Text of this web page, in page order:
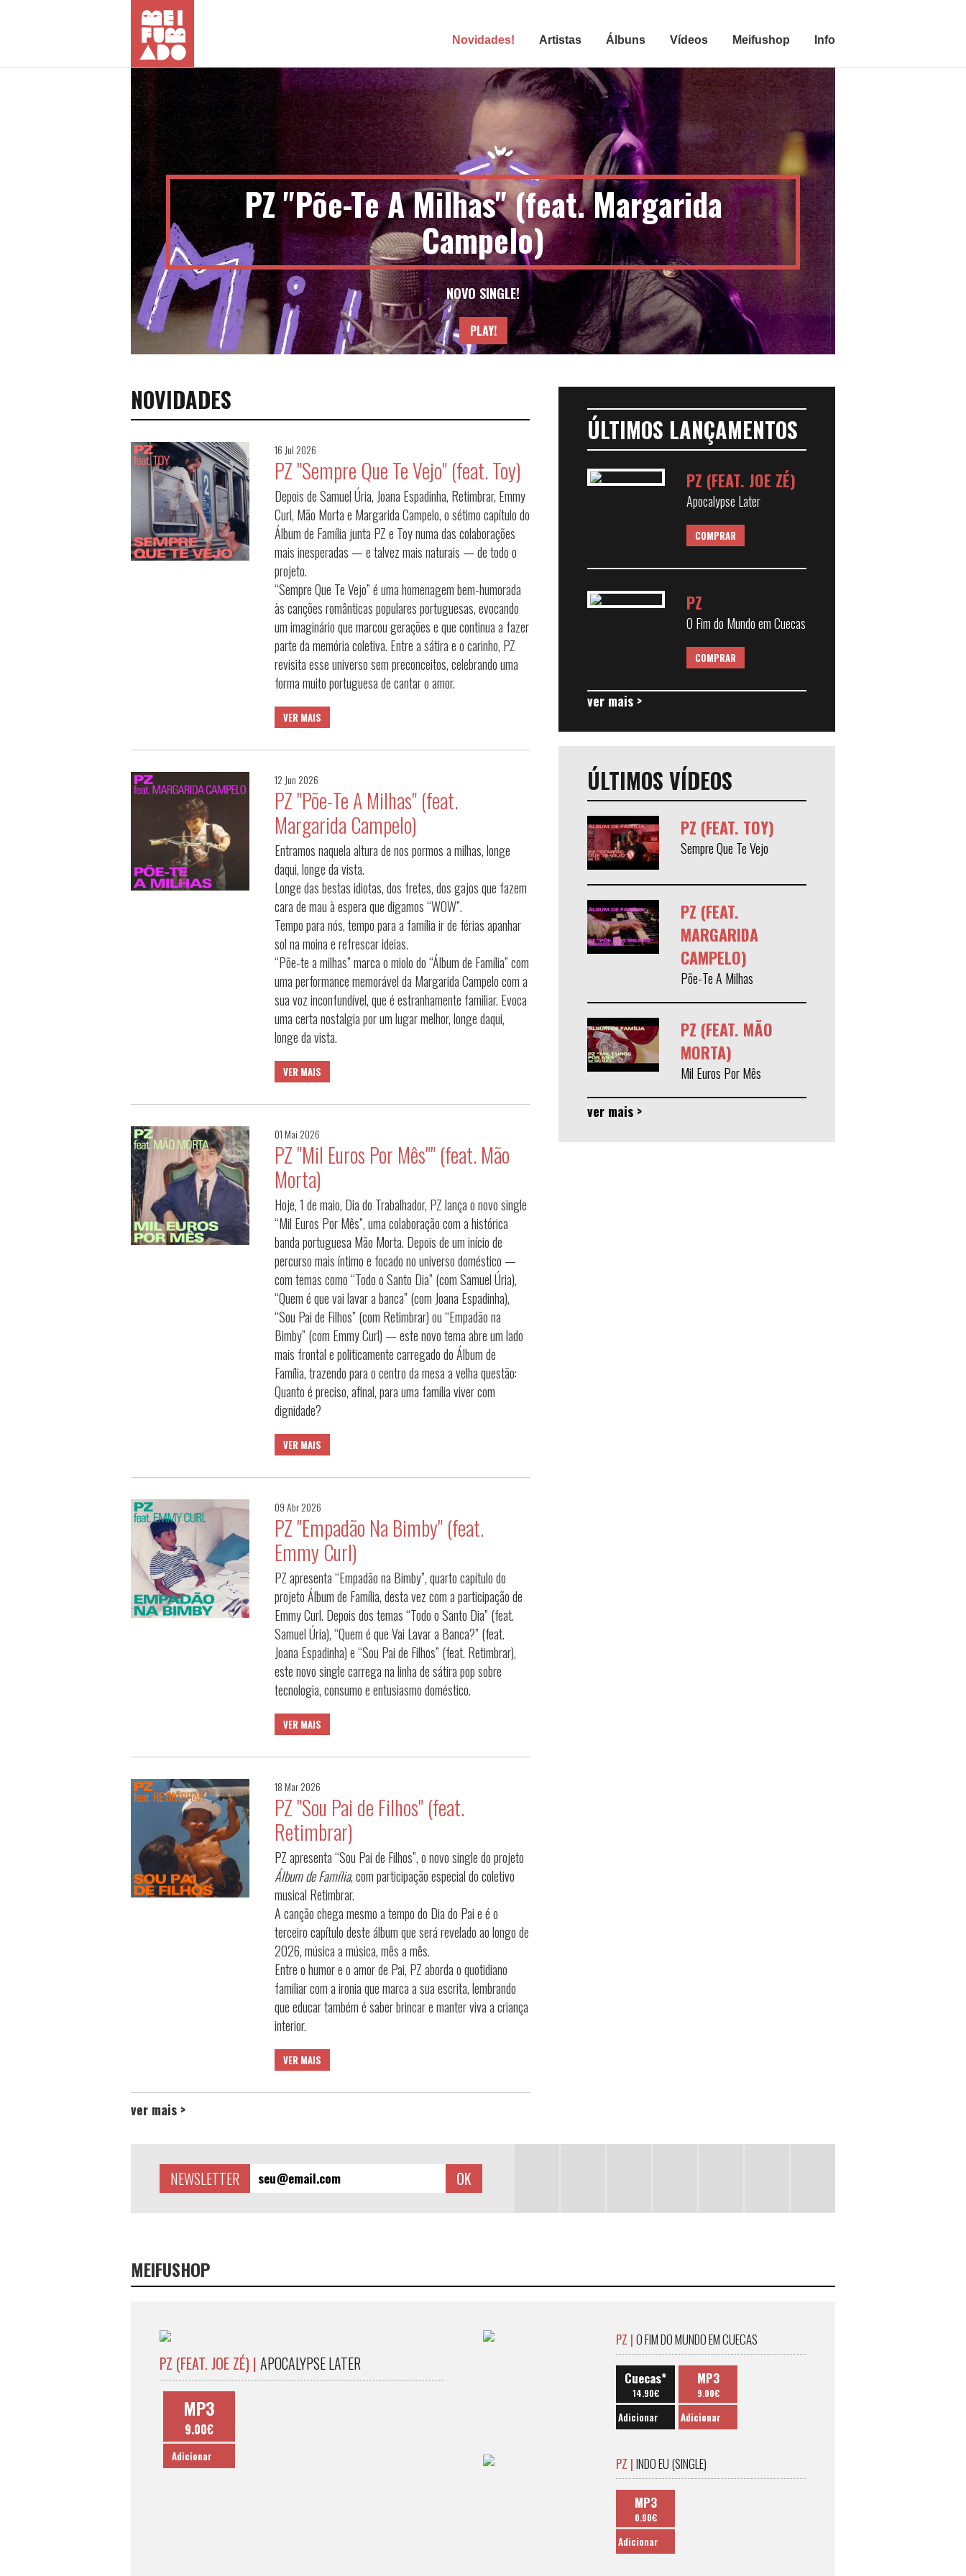
Novidades! Artistas Álbuns Vídeos Meifushop Info
PZ "Põe-Te A Milhas" (feat. Margarida
Campelo)
NOVO SINGLE!
PLAY!
NOVIDADES
16 Jul 2026
PZ "Sempre Que Te Vejo" (feat. Toy)
Depois de Samuel Úria, Joana Espadinha, Retimbrar, Emmy
Curl, Mão Morta e Margarida Campelo, o sétimo capítulo do
Álbum de Família junta PZ e Toy numa das colaborações
mais inesperadas — e talvez mais naturais — de todo o
projeto.
“Sempre Que Te Vejo” é uma homenagem bem-humorada
às canções românticas populares portuguesas, evocando
um imaginário que marcou gerações e que continua a fazer
parte da memória coletiva. Entre a sátira e o carinho, PZ
revisita esse universo sem preconceitos, celebrando uma
forma muito portuguesa de cantar o amor.
VER MAIS
12 Jun 2026
PZ "Põe-Te A Milhas" (feat.
Margarida Campelo)
Entramos naquela altura de nos pormos a milhas, longe
daqui, longe da vista.
Longe das bestas idiotas, dos fretes, dos gajos que fazem
cara de mau à espera que digamos “WOW”.
Tempo para nós, tempo para a família ir de férias apanhar
sol na moina e refrescar ideias.
“Põe-te a milhas” marca o miolo do “Álbum de Família” com
uma performance memorável da Margarida Campelo com a
sua voz inconfundível, que é estranhamente familiar. Evoca
uma certa nostalgia por um lugar melhor, longe daqui,
longe da vista.
VER MAIS
01 Mai 2026
PZ "Mil Euros Por Mês"" (feat. Mão
Morta)
Hoje, 1 de maio, Dia do Trabalhador, PZ lança o novo single
“Mil Euros Por Mês”, uma colaboração com a histórica
banda portuguesa Mão Morta. Depois de um início de
percurso mais íntimo e focado no universo doméstico —
com temas como “Todo o Santo Dia” (com Samuel Úria),
“Quem é que vai lavar a banca” (com Joana Espadinha),
“Sou Pai de Filhos” (com Retimbrar) ou “Empadão na
Bimby” (com Emmy Curl) — este novo tema abre um lado
mais frontal e politicamente carregado do Álbum de
Família, trazendo para o centro da mesa a velha questão:
Quanto é preciso, afinal, para uma família viver com
dignidade?
VER MAIS
09 Abr 2026
PZ "Empadão Na Bimby" (feat.
Emmy Curl)
PZ apresenta “Empadão na Bimby”, quarto capítulo do
projeto Álbum de Família, desta vez com a participação de
Emmy Curl. Depois dos temas “Todo o Santo Dia” (feat.
Samuel Úria), “Quem é que Vai Lavar a Banca?” (feat.
Joana Espadinha) e “Sou Pai de Filhos” (feat. Retimbrar),
este novo single carrega na linha de sátira pop sobre
tecnologia, consumo e entusiasmo doméstico.
VER MAIS
18 Mar 2026
PZ "Sou Pai de Filhos" (feat.
Retimbrar)
PZ apresenta “Sou Pai de Filhos”, o novo single do projeto
Álbum de Família, com participação especial do coletivo
musical Retimbrar.
A canção chega mesmo a tempo do Dia do Pai e é o
terceiro capítulo deste álbum que será revelado ao longo de
2026, música a música, mês a mês.
Entre o humor e o amor de Pai, PZ aborda o quotidiano
familiar com a ironia que marca a sua escrita, lembrando
que educar também é saber brincar e manter viva a criança
interior.
VER MAIS
ver mais >
ÚLTIMOS LANÇAMENTOS
PZ (FEAT. JOE ZÉ)
Apocalypse Later
COMPRAR
PZ
O Fim do Mundo em Cuecas
COMPRAR
ver mais >
ÚLTIMOS VÍDEOS
PZ (FEAT. TOY)
Sempre Que Te Vejo
PZ (FEAT.
MARGARIDA
CAMPELO)
Põe-Te A Milhas
PZ (FEAT. MÃO
MORTA)
Mil Euros Por Mês
ver mais >
NEWSLETTER
MEIFUSHOP
PZ (FEAT. JOE ZÉ) | APOCALYPSE LATER
MP3
9.00€
Adicionar
PZ | O FIM DO MUNDO EM CUECAS
Cuecas*
14.90€
Adicionar
MP3
9.00€
Adicionar
PZ | INDO EU (SINGLE)
MP3
0.90€
Adicionar